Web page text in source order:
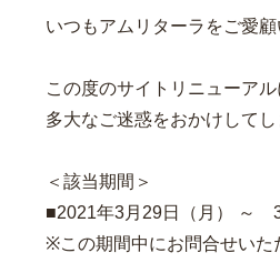
いつもアムリターラをご愛
この度のサイトリニューア
多大なご迷惑をおかけして
＜該当期間＞
■2021年3月29日（月） ～ 3
※この期間中にお問合せいた